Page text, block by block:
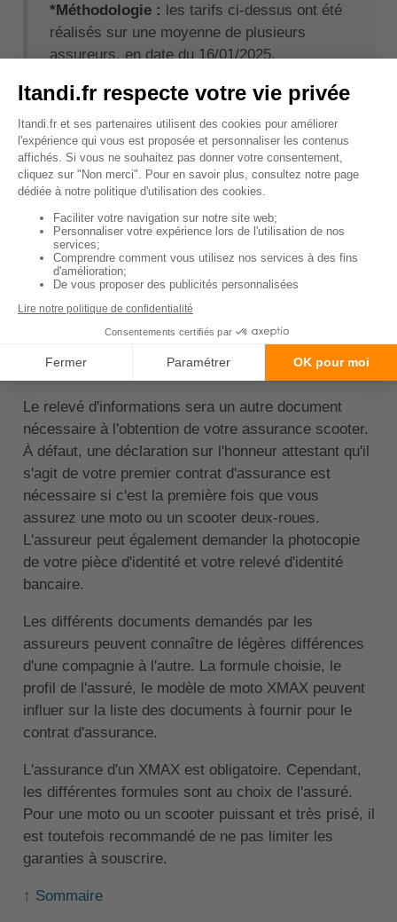
*Méthodologie : les tarifs ci-dessus ont été
réalisés sur une moyenne de plusieurs
assureurs, en date du 16/01/2025.
Quels documents présenter
pour assurer un XMAX ?
Pour souscrire l'assurance d'une moto ou d'un
scooter, certains documents sont indispensables.
Vous devez ainsi fournir lacarte grise ou le
certificat d'immatriculation
photocopie de votre permis de conduire ou de votre
Brevet de Sécurité routière est également
nécessaire.
Le relevé d'informations sera un autre document
nécessaire à l'obtention de votre assurance scooter.
À défaut, une déclaration sur l'honneur attestant qu'il
s'agit de votre premier contrat d'assurance est
nécessaire si c'est la première fois que vous
assurez une moto ou un scooter deux-roues.
L'assureur peut également demander la photocopie
de votre pièce d'identité et votre relevé d'identité
bancaire.
Les différents documents demandés par les
assureurs peuvent connaître de légères différences
d'une compagnie à l'autre. La formule choisie, le
profil de l'assuré, le modèle de moto XMAX peuvent
influer sur la liste des documents à fournir pour le
contrat d'assurance.
L'assurance d'un XMAX est obligatoire. Cependant,
les différentes formules sont au choix de l'assuré.
Pour une moto ou un scooter puissant et très prisé, il
est toutefois recommandé de ne pas limiter les
garanties à souscrire.
↑ Sommaire